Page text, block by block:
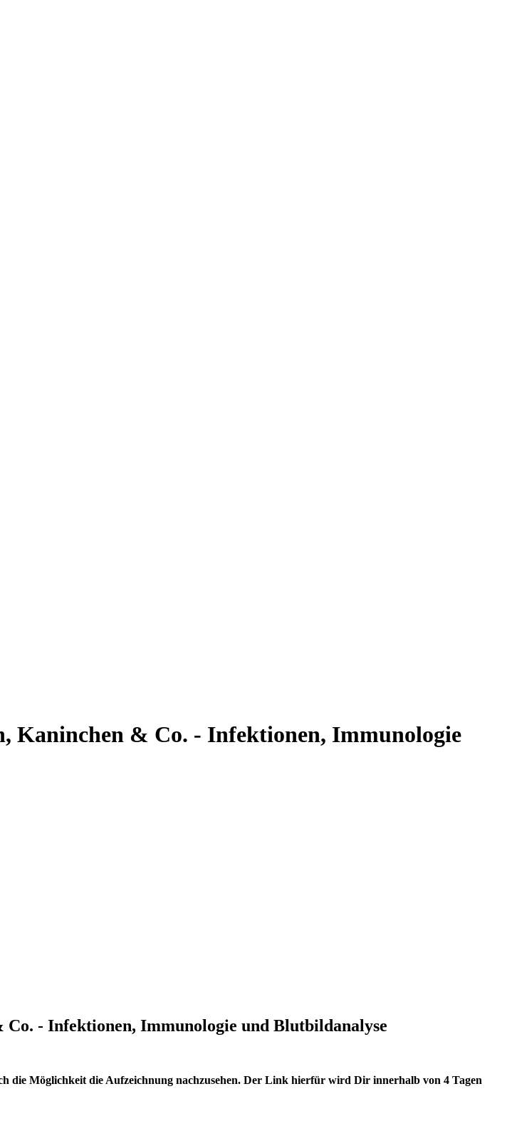
Kaninchen & Co. - Infektionen, Immunologie
- Infektionen, Immunologie und Blutbildanalyse
die Möglichkeit die Aufzeichnung nachzusehen. Der Link hierfür wird Dir innerhalb von 4 Tagen